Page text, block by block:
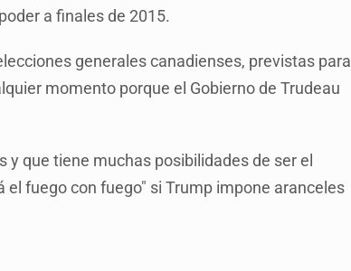
a finales de 2015.
generales canadienses, previstas para
momento porque el Gobierno de Trudeau
y que tiene muchas posibilidades de ser el
fuego con fuego" si Trump impone aranceles